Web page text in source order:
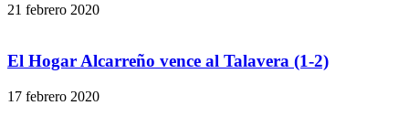
21 febrero 2020
El Hogar Alcarreño vence al Talavera (1-2)
17 febrero 2020